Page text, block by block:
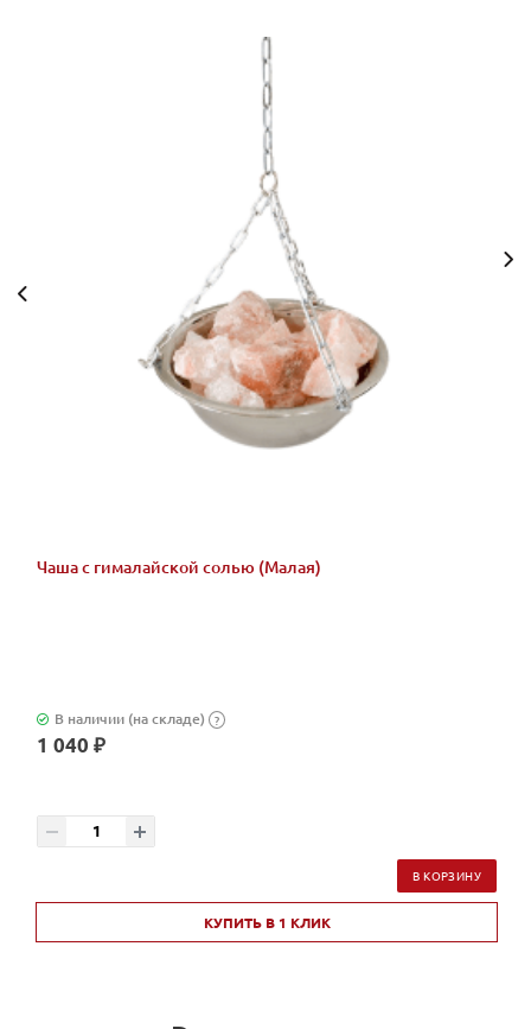
Чаша с гималайской солью (Малая)
В наличии (на складе) ?
1 040 ₽
В КОРЗИНУ
КУПИТЬ В 1 КЛИК